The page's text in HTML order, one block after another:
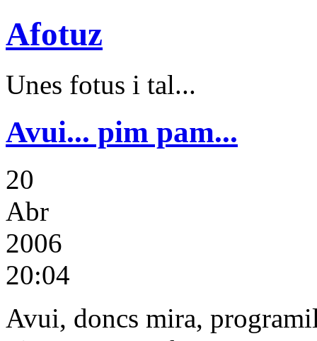
Afotuz
Unes fotus i tal...
Avui... pim pam...
20
Abr
2006
20:04
Avui, doncs mira,